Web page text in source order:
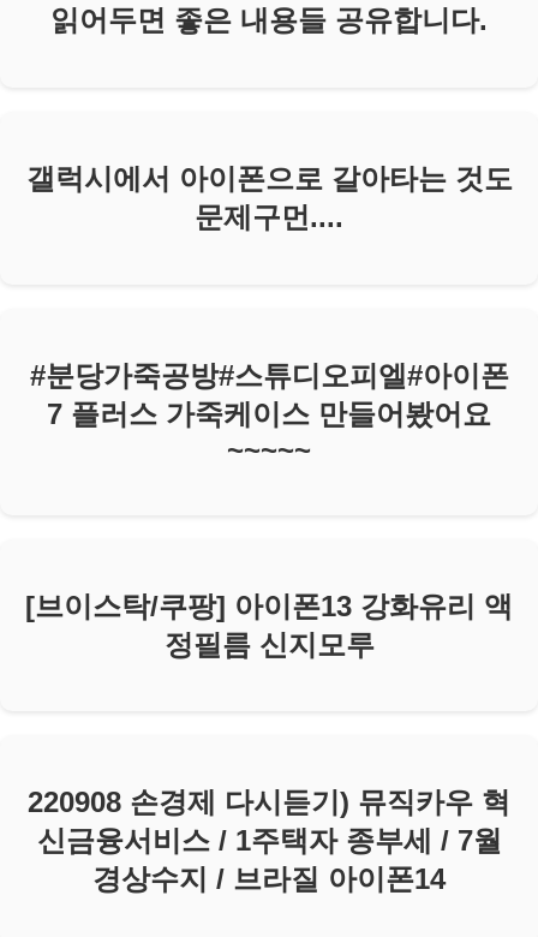
읽어두면 좋은 내용들 공유합니다.
갤럭시에서 아이폰으로 갈아타는 것도
문제구먼....
#분당가죽공방#스튜디오피엘#아이폰
7 플러스 가죽케이스 만들어봤어요
~~~~~
[브이스탁/쿠팡] 아이폰13 강화유리 액
정필름 신지모루
220908 손경제 다시듣기) 뮤직카우 혁
신금융서비스 / 1주택자 종부세 / 7월
경상수지 / 브라질 아이폰14